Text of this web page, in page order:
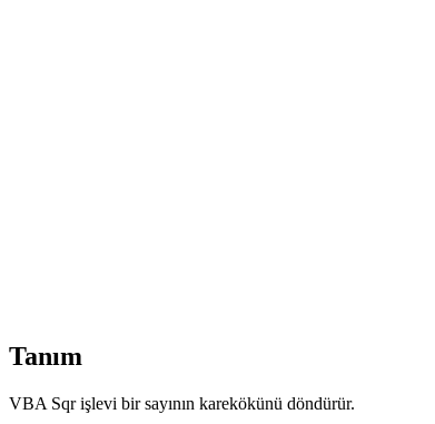
Tanım
VBA Sqr işlevi bir sayının karekökünü döndürür.